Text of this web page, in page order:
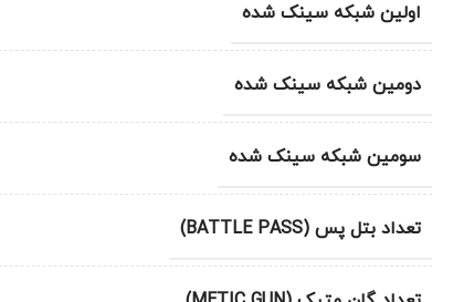
اولین شبکه سینک شده
دومین شبکه سینک شده
سومین شبکه سینک شده
تعداد بتل پس (BATTLE PASS)